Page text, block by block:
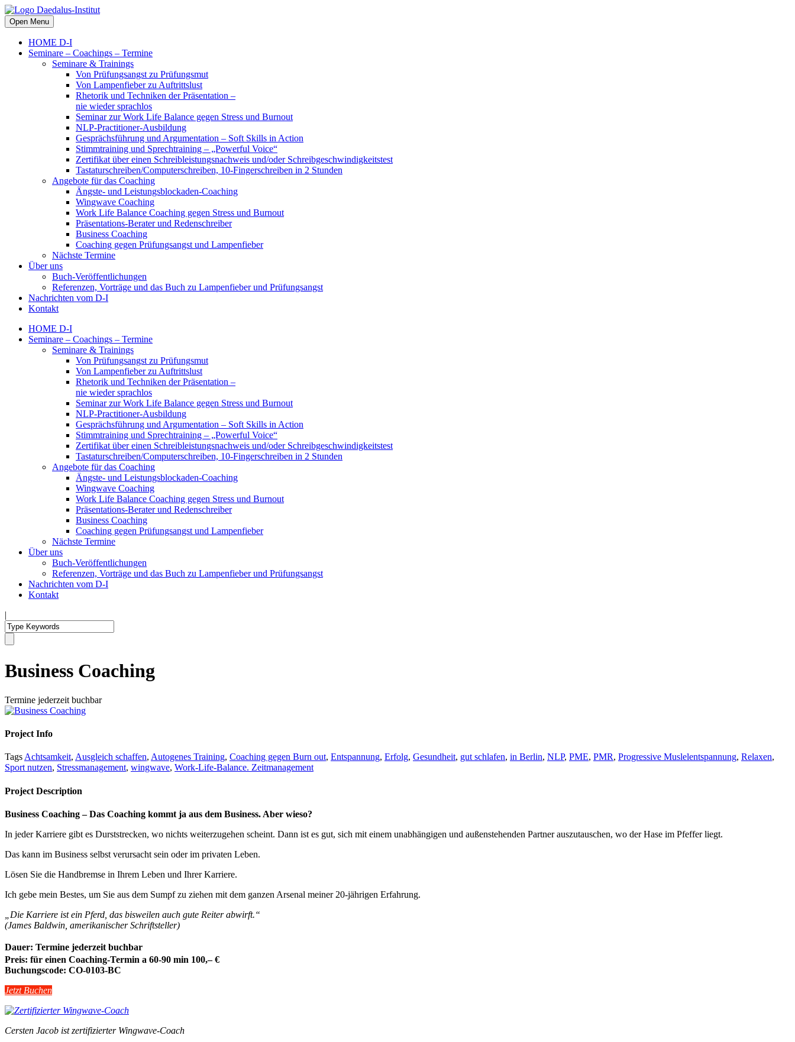
Open Menu
HOME D-I
Seminare – Coachings – Termine
Seminare & Trainings
Von Prüfungsangst zu Prüfungsmut
Von Lampenfieber zu Auftrittslust
Rhetorik und Techniken der Präsentation –
nie wieder sprachlos
Seminar zur Work Life Balance gegen Stress und Burnout
NLP-Practitioner-Ausbildung
Gesprächsführung und Argumentation – Soft Skills in Action
Stimmtraining und Sprechtraining – „Powerful Voice“
Zertifikat über einen Schreibleistungsnachweis und/oder Schreibgeschwindigkeitstest
Tastaturschreiben/Computerschreiben, 10-Fingerschreiben in 2 Stunden
Angebote für das Coaching
Ängste- und Leistungsblockaden-Coaching
Wingwave Coaching
Work Life Balance Coaching gegen Stress und Burnout
Präsentations-Berater und Redenschreiber
Business Coaching
Coaching gegen Prüfungsangst und Lampenfieber
Nächste Termine
Über uns
Buch-Veröffentlichungen
Referenzen, Vorträge und das Buch zu Lampenfieber und Prüfungsangst
Nachrichten vom D-I
Kontakt
HOME D-I
Seminare – Coachings – Termine
Seminare & Trainings
Von Prüfungsangst zu Prüfungsmut
Von Lampenfieber zu Auftrittslust
Rhetorik und Techniken der Präsentation –
nie wieder sprachlos
Seminar zur Work Life Balance gegen Stress und Burnout
NLP-Practitioner-Ausbildung
Gesprächsführung und Argumentation – Soft Skills in Action
Stimmtraining und Sprechtraining – „Powerful Voice“
Zertifikat über einen Schreibleistungsnachweis und/oder Schreibgeschwindigkeitstest
Tastaturschreiben/Computerschreiben, 10-Fingerschreiben in 2 Stunden
Angebote für das Coaching
Ängste- und Leistungsblockaden-Coaching
Wingwave Coaching
Work Life Balance Coaching gegen Stress und Burnout
Präsentations-Berater und Redenschreiber
Business Coaching
Coaching gegen Prüfungsangst und Lampenfieber
Nächste Termine
Über uns
Buch-Veröffentlichungen
Referenzen, Vorträge und das Buch zu Lampenfieber und Prüfungsangst
Nachrichten vom D-I
Kontakt
|
Business Coaching
Termine jederzeit buchbar
Project Info
TagsAchtsamkeit, Ausgleich schaffen, Autogenes Training, Coaching gegen Burn out, Entspannung, Erfolg, Gesundheit, gut schlafen, in Berlin, NLP, PME, PMR, Progressive Muslelentspannung, Relaxen,
Sport nutzen, Stressmanagement, wingwave, Work-Life-Balance. Zeitmanagement
Project Description
Business Coaching – Das Coaching kommt ja aus dem Business. Aber wieso?
In jeder Karriere gibt es Durststrecken, wo nichts weiterzugehen scheint. Dann ist es gut, sich mit einem unabhängigen und außenstehenden Partner auszutauschen, wo der Hase im Pfeffer liegt.
Das kann im Business selbst verursacht sein oder im privaten Leben.
Lösen Sie die Handbremse in Ihrem Leben und Ihrer Karriere.
Ich gebe mein Bestes, um Sie aus dem Sumpf zu ziehen mit dem ganzen Arsenal meiner 20-jährigen Erfahrung.
„Die Karriere ist ein Pferd, das bisweilen auch gute Reiter abwirft.“
(James Baldwin, amerikanischer Schriftsteller)
Dauer: Termine jederzeit buchbar
Preis: für einen Coaching-Termin a 60-90 min 100,– €
Buchungscode: CO-0103-BC
Jetzt Buchen
Cersten Jacob ist zertifizierter Wingwave-Coach